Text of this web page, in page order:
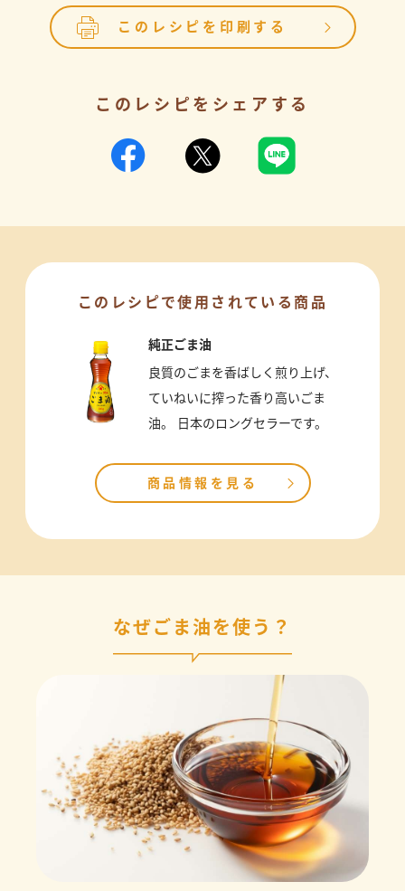
このレシピを印刷する
このレシピをシェアする
このレシピで使用されている商品
純正ごま油
良質のごまを香ばしく煎り上げ、
ていねいに搾った香り高いごま
油。 日本のロングセラーです。
商品情報を見る
なぜごま油を使う？